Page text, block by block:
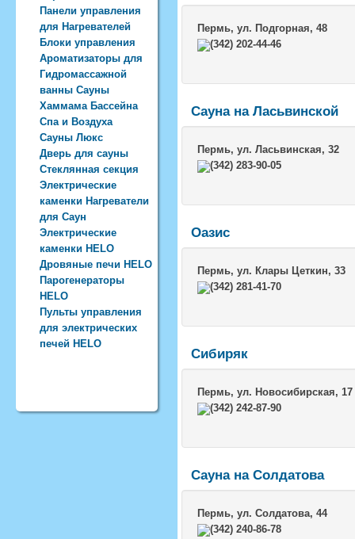
Панели управления
для Нагревателей
Блоки управления
Ароматизаторы для
Гидромассажной
ванны Сауны
Хаммама Бассейна
Спа и Воздуха
Сауны Люкс
Дверь для сауны
Стеклянная секция
Электрические
каменки Нагреватели
для Саун
Электрические
каменки HELO
Дровяные печи HELO
Парогенераторы
HELO
Пульты управления
для электрических
печей HELO
Пермь, ул. Подгорная, 48
(342) 202-44-46
Сауна на Ласьвинской
Пермь, ул. Ласьвинская, 32
(342) 283-90-05
Оазис
Пермь, ул. Клары Цеткин, 33
(342) 281-41-70
Сибиряк
Пермь, ул. Новосибирская, 17
(342) 242-87-90
Сауна на Солдатова
Пермь, ул. Солдатова, 44
(342) 240-86-78